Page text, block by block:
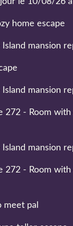
home escape
mansion
mansion
272 - Room
mansion
272 - Room
meet pal